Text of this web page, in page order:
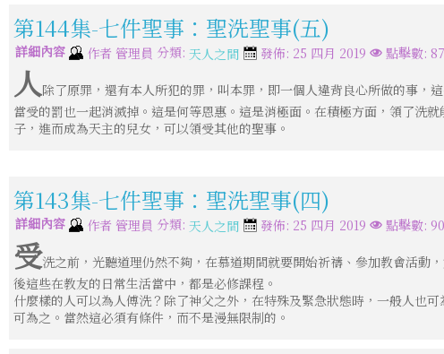
第144集-七件聖事：聖洗聖事(五)
詳細內容 作者 管理員 分類: 天人之間 發佈: 25 四月 2019 點擊數:
人除了原罪，還有本人所犯的罪，叫本罪，即一個人違背良心所做的事，
當受的罰也一起消滅掉。這是何等恩惠。這是消極面。在積極方面，領了洗
子，進而成為天主的兒女，可以領受其他的聖事。
第143集-七件聖事：聖洗聖事(四)
詳細內容 作者 管理員 分類: 天人之間 發佈: 25 四月 2019 點擊數:
受洗之前，光聽道理仍然不夠，在慕道期間就要開始祈禱、參加教會活動
後這些在教友的日常生活當中，都是必修課程。
什麼樣的人可以為人傅洗？除了神父之外，在特殊及緊急狀態時，一般人也
可為之。當然這必須有條件，而不是漫無限制的。